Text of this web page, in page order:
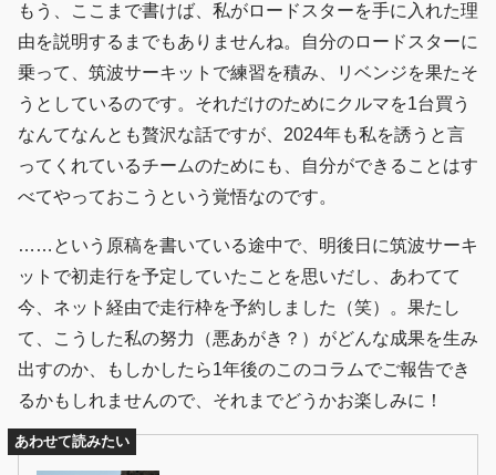
もう、ここまで書けば、私がロードスターを手に入れた理
由を説明するまでもありませんね。自分のロードスターに
乗って、筑波サーキットで練習を積み、リベンジを果たそ
うとしているのです。それだけのためにクルマを1台買う
なんてなんとも贅沢な話ですが、2024年も私を誘うと言
ってくれているチームのためにも、自分ができることはす
べてやっておこうという覚悟なのです。
……という原稿を書いている途中で、明後日に筑波サーキ
ットで初走行を予定していたことを思いだし、あわてて
今、ネット経由で走行枠を予約しました（笑）。果たし
て、こうした私の努力（悪あがき？）がどんな成果を生み
出すのか、もしかしたら1年後のこのコラムでご報告でき
るかもしれませんので、それまでどうかお楽しみに！
あわせて読みたい